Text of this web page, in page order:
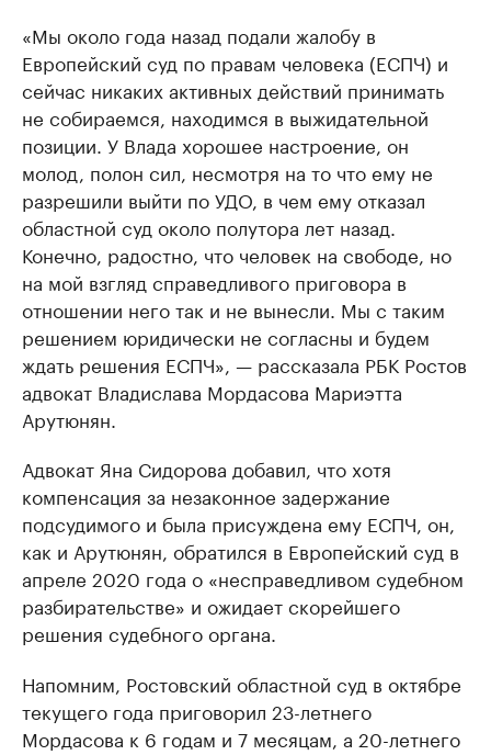
«Мы около года назад подали жалобу в
Европейский суд по правам человека (ЕСПЧ) и
сейчас никаких активных действий принимать
не собираемся, находимся в выжидательной
позиции. У Влада хорошее настроение, он
молод, полон сил, несмотря на то что ему не
разрешили выйти по УДО, в чем ему отказал
областной суд около полутора лет назад.
Конечно, радостно, что человек на свободе, но
на мой взгляд справедливого приговора в
отношении него так и не вынесли. Мы с таким
решением юридически не согласны и будем
ждать решения ЕСПЧ», — рассказала РБК Ростов
адвокат Владислава Мордасова Мариэтта
Арутюнян.
Адвокат Яна Сидорова добавил, что хотя
компенсация за незаконное задержание
подсудимого и была присуждена ему ЕСПЧ, он,
как и Арутюнян, обратился в Европейский суд в
апреле 2020 года о «несправедливом судебном
разбирательстве» и ожидает скорейшего
решения судебного органа.
Напомним, Ростовский областной суд в октябре
текущего года приговорил 23-летнего
Мордасова к 6 годам и 7 месяцам, а 20-летнего